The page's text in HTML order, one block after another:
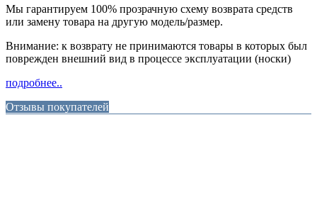
Мы гарантируем 100% прозрачную схему возврата средств
или замену товара на другую модель/размер.
Внимание: к возврату не принимаются товары в которых был
поврежден внешний вид в процессе эксплуатации (носки)
подробнее..
Отзывы покупателей